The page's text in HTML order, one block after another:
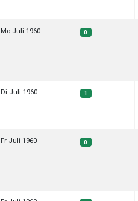
Mo Juli 1960 0
Di Juli 1960 1
Fr Juli 1960 0